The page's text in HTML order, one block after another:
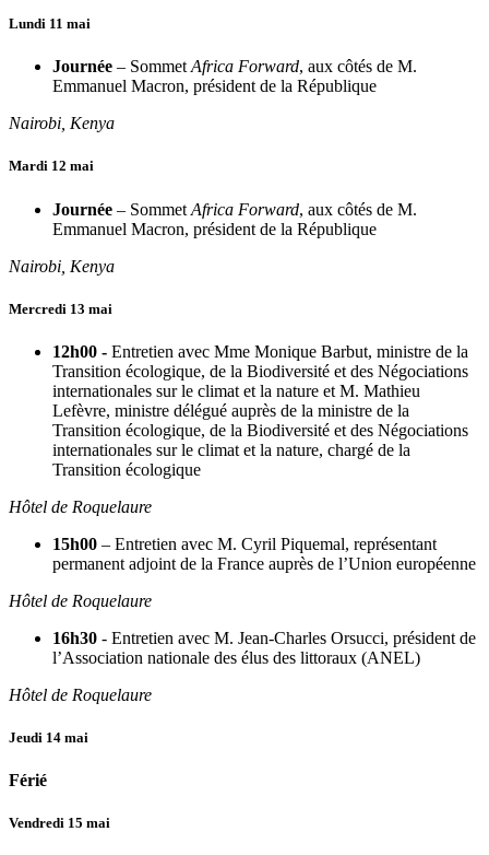
Lundi 11 mai
Journée – Sommet Africa Forward, aux côtés de M.
Emmanuel Macron, président de la République
Nairobi, Kenya
Mardi 12 mai
Journée – Sommet Africa Forward, aux côtés de M.
Emmanuel Macron, président de la République
Nairobi, Kenya
Mercredi 13 mai
12h00 - Entretien avec Mme Monique Barbut, ministre de la
Transition écologique, de la Biodiversité et des Négociations
internationales sur le climat et la nature et M. Mathieu
Lefèvre, ministre délégué auprès de la ministre de la
Transition écologique, de la Biodiversité et des Négociations
internationales sur le climat et la nature, chargé de la
Transition écologique
Hôtel de Roquelaure
15h00 – Entretien avec M. Cyril Piquemal, représentant
permanent adjoint de la France auprès de l’Union européenne
Hôtel de Roquelaure
16h30 - Entretien avec M. Jean-Charles Orsucci, président de
l’Association nationale des élus des littoraux (ANEL)
Hôtel de Roquelaure
Jeudi 14 mai
Férié
Vendredi 15 mai